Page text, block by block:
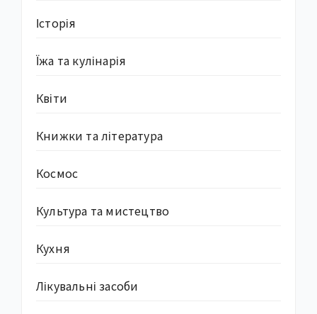
Історія
Їжа та кулінарія
Квіти
Книжки та література
Космос
Культура та мистецтво
Кухня
Лікувальні засоби